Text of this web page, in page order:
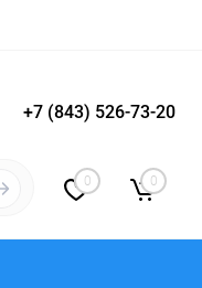
Вход Регистрация
+7 (843) 526-73-20
0 0